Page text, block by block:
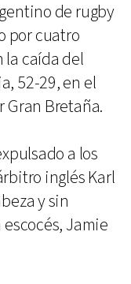
de rugby
por cuatro
la caída del
52-29, en el
Gran Bretaña.
a los
inglés Karl
y sin
Jamie